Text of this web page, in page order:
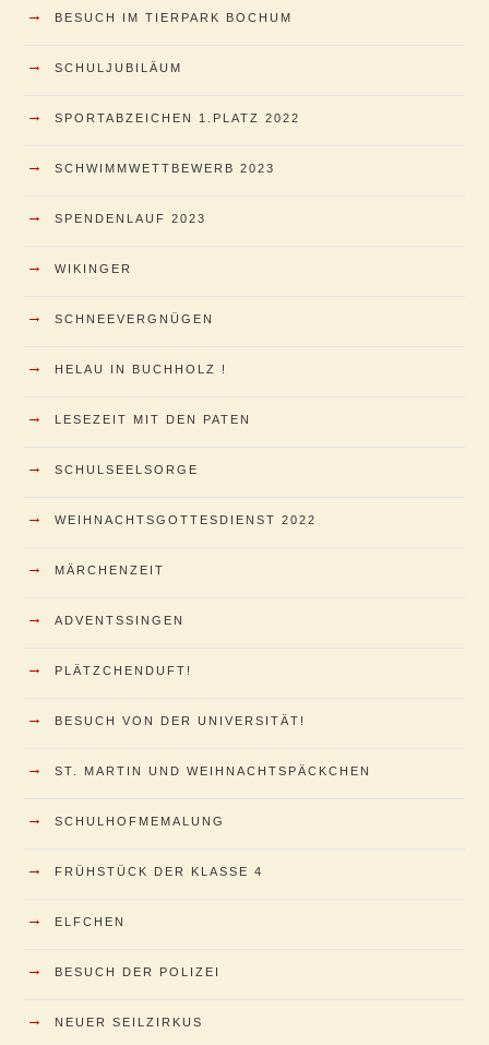
→ BESUCH IM TIERPARK BOCHUM
→ SCHULJUBILÄUM
→ SPORTABZEICHEN 1.PLATZ 2022
→ SCHWIMMWETTBEWERB 2023
→ SPENDENLAUF 2023
→ WIKINGER
→ SCHNEEVERGNÜGEN
→ HELAU IN BUCHHOLZ !
→ LESEZEIT MIT DEN PATEN
→ SCHULSEELSORGE
→ WEIHNACHTSGOTTESDIENST 2022
→ MÄRCHENZEIT
→ ADVENTSSINGEN
→ PLÄTZCHENDUFT!
→ BESUCH VON DER UNIVERSITÄT!
→ ST. MARTIN UND WEIHNACHTSPÄCKCHEN
→ SCHULHOFMEMALUNG
→ FRÜHSTÜCK DER KLASSE 4
→ ELFCHEN
→ BESUCH DER POLIZEI
→ NEUER SEILZIRKUS